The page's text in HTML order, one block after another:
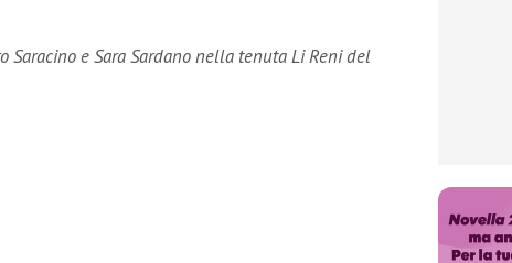
Saracino e Sara Sardano nella tenuta Li Reni del